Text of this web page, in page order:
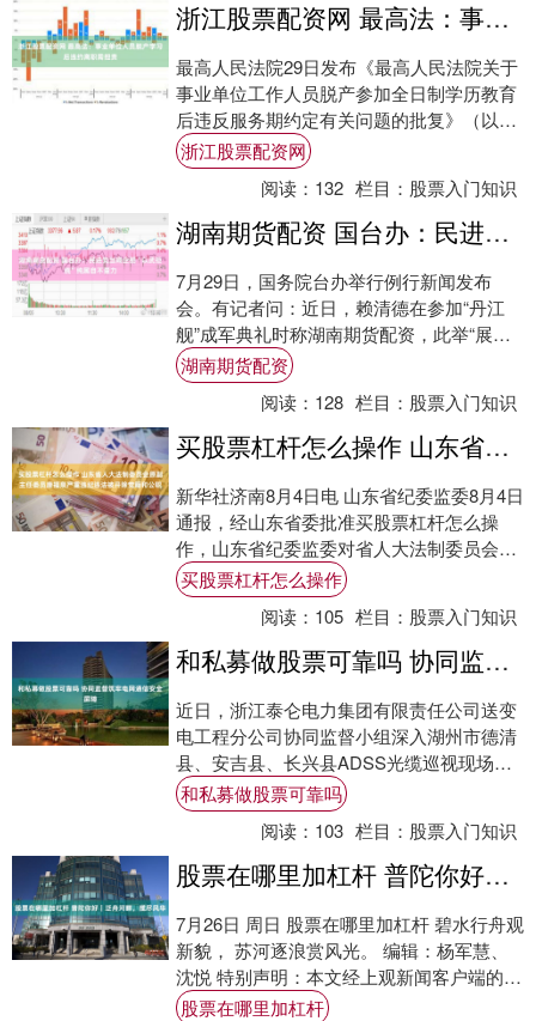
浙江股票配资网 最高法：事业单位人员脱产学习后违约离职需担责
最高人民法院29日发布《最高人民法院关于
事业单位工作人员脱产参加全日制学历教育
后违反服务期约定有关问题的批复》（以下
简称《批复》），维护事业单位人事管理秩
序，守....
浙江股票配资网
阅读： 132 栏目： 股票入门知识
湖南期货配资 国台办：民进党当局企图“以武拒统”纯属自不量力
7月29日，国务院台办举行例行新闻发布
会。有记者问：近日，赖清德在参加“丹江
舰”成军典礼时称湖南期货配资，此举“展现
海军面对中国军事及海上灰色地带侵扰，捍
卫国家....
湖南期货配资
阅读： 128 栏目： 股票入门知识
买股票杠杆怎么操作 山东省人大法制委员会原副主任委员唐福泉严重违纪违法被开除党籍和公职
新华社济南8月4日电 山东省纪委监委8月4日
通报，经山东省委批准买股票杠杆怎么操
作，山东省纪委监委对省人大法制委员会原
副主任委员唐福泉严重违纪违法问题进行了
立案....
买股票杠杆怎么操作
阅读： 105 栏目： 股票入门知识
和私募做股票可靠吗 协同监督筑牢电网通信安全屏障
近日，浙江泰仑电力集团有限责任公司送变
电工程分公司协同监督小组深入湖州市德清
县、安吉县、长兴县ADSS光缆巡视现场，
开展专项监督检查，进一步压实运维责任和
私募做....
和私募做股票可靠吗
阅读： 103 栏目： 股票入门知识
股票在哪里加杠杆 普陀你好｜泛舟河畔，揽尽风华
7月26日 周日 股票在哪里加杠杆 碧水行舟观
新貌， 苏河逐浪赏风光。 编辑：杨军慧、
沈悦 特别声明：本文经上观新闻客户端的
“上观号”入驻单位授权发布，仅代表该....
股票在哪里加杠杆